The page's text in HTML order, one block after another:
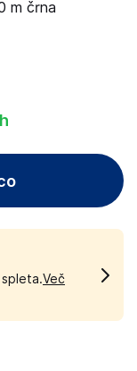
m črna
Več